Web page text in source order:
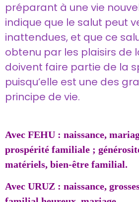
préparant à une vie
indique que le salut peut
inattendues, et que ce
obtenu par les plaisirs de
doivent faire partie de la
puisqu’elle est une des
principe de vie.
Avec FEHU : naissance,
prospérité familiale ;
matériels, bien-être familial.
Avec URUZ : naissance,